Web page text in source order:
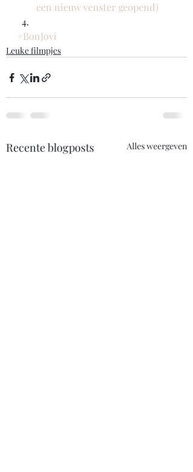
een nieuw venster geopend)
#BonJovi
Leuke filmpjes
Recente blogposts Alles weergeven